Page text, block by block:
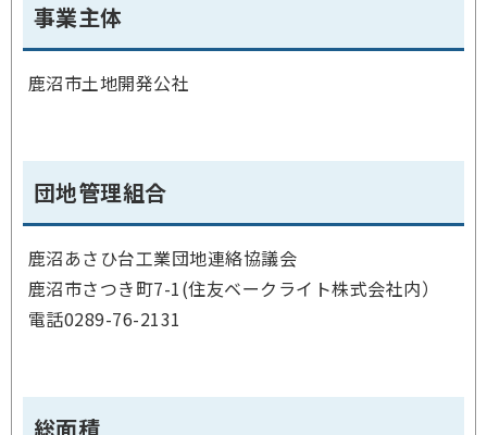
事業主体
鹿沼市土地開発公社
団地管理組合
鹿沼あさひ台工業団地連絡協議会
鹿沼市さつき町7-1(住友ベークライト株式会社内）
電話0289-76-2131
総面積